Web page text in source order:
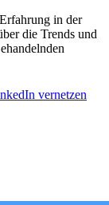
in der
die Trends und
vernetzen